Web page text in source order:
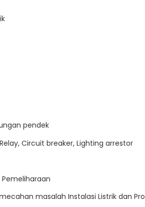
pendek
Circuit breaker, Lighting arrestor
masalah Instalasi Listrik dan